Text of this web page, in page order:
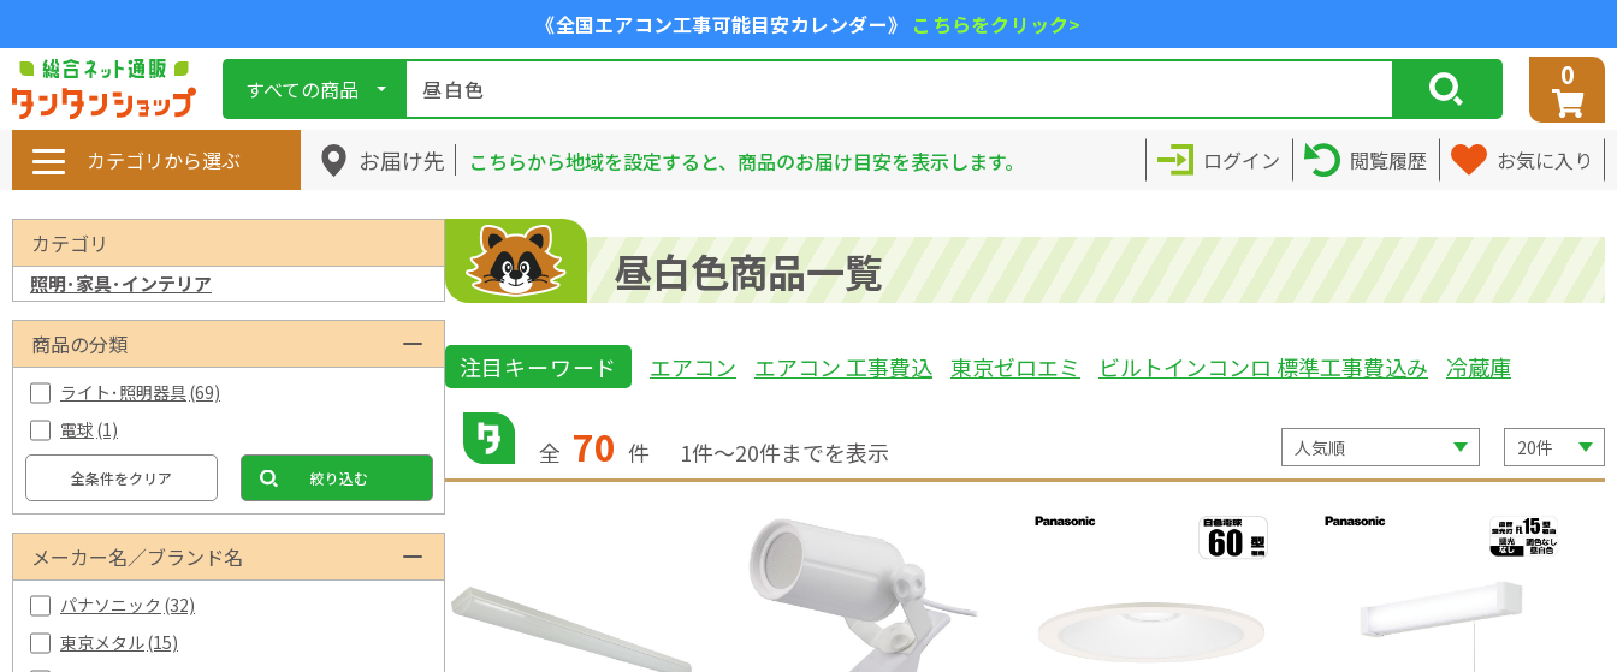
《全国エアコン工事可能目安カレンダー》 こちらをクリック>
すべての商品 0
カテゴリから選ぶ お届け先 こちらから地域を設定すると、商品のお届け目安を表示します。 ログイン 閲覧履歴 お気に入り
カテゴリ
照明･家具･インテリア
商品の分類
ライト･照明器具(69)
電球 (1)
全条件をクリア 絞り込む
メーカー名／ブランド名
パナソニック (32)
東京メタル(15)
昼白色商品一覧
注目キーワード エアコン エアコン 工事費込 東京ゼロエミ ビルトインコンロ 標準工事費込み 冷蔵庫
全 70 件 1件〜20件までを表示